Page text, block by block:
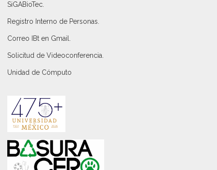
SiGABioTec.
Registro Interno de Personas
Correo IBt en Gmail
Solicitud de Videoconferencia.
Unidad de Cómputo